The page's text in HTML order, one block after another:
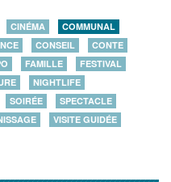
CINÉMA
COMMUNAL
CONSEIL
CONTE
FAMILLE
FESTIVAL
NIGHTLIFE
SOIRÉE
SPECTACLE
VISITE GUIDÉE